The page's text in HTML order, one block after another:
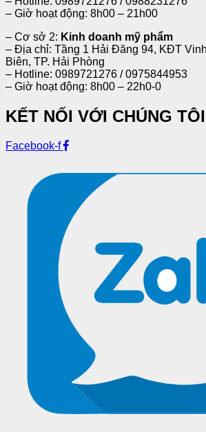
– Giờ hoạt động: 8h00 – 21h00
– Cơ sở 2: Kinh doanh mỹ phẩm
– Địa chỉ: Tầng 1 Hải Đăng 94, KĐT
Biên, TP. Hải Phòng
– Hotline: 0989721276 / 0975844953
– Giờ hoạt động: 8h00 – 22h0-0
KẾT NỐI VỚI CHÚNG TÔI
Facebook-f